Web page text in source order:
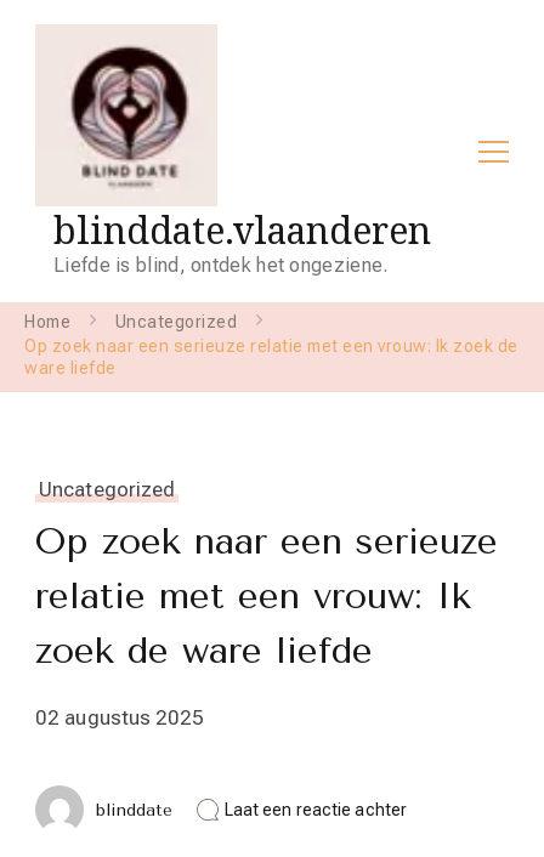
blinddate.vlaanderen
Liefde is blind, ontdek het ongeziene.
Home
Uncategorized
Op zoek naar een serieuze relatie met een vrouw: Ik zoek de
ware liefde
Uncategorized
Op zoek naar een serieuze
relatie met een vrouw: Ik
zoek de ware liefde
02 augustus 2025
blinddate Laat een reactie achterop